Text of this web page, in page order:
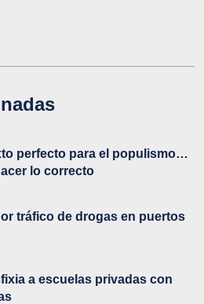
perfecto para el populismo…
lo correcto
tráfico de drogas en puertos
a escuelas privadas con